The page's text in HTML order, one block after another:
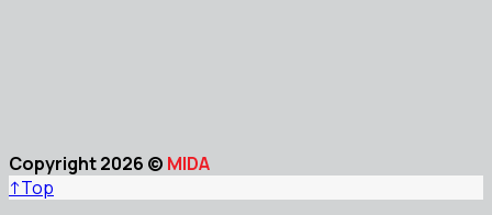
Copyright 2026 © MIDA
↑Top